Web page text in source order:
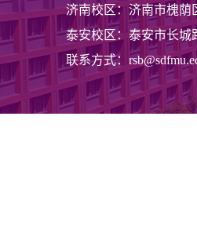
济南校区：济南市槐荫
泰安校区：泰安市长城
联系方式：